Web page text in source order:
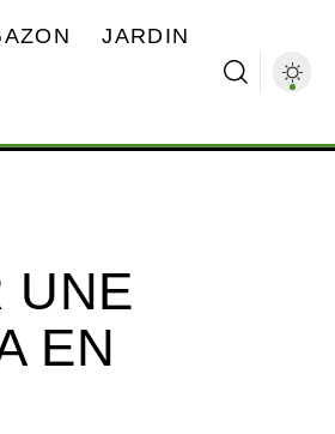
JARDIN
UNE
EN